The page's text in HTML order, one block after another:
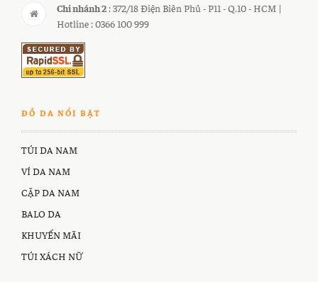
Chi nhánh 2 : 372/18 Điện Biên Phủ - P11 - Q.10 - HCM |
Hotline : 0366 100 999
ĐỒ DA NỔI BẬT
TÚI DA NAM
VÍ DA NAM
CẶP DA NAM
BALO DA
KHUYẾN MÃI
TÚI XÁCH NỮ